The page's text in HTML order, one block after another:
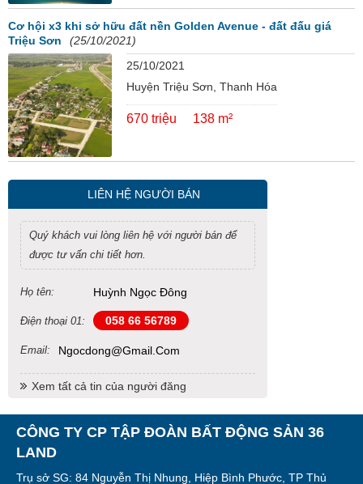
Cơ hội x3 khi sở hữu đất nền Golden Avenue - đất đấu giá
Triệu Sơn
(25/10/2021)
25/10/2021
Huyện Triệu Sơn, Thanh Hóa
670 triệu 138 m²
LIÊN HỆ NGƯỜI BÁN
Quý khách vui lòng liên hệ với người bán để
được tư vấn chi tiết hơn.
Họ tên: Huỳnh Ngọc Đông
Điện thoại 01: 058 66 56789
Email: Ngocdong@gmail.com
Xem tất cả tin của người đăng
CÔNG TY CP TẬP ĐOÀN BẤT ĐỘNG SẢN 36
LAND
Trụ sở SG: 84 Nguyễn Thị Nhung, Hiệp Bình Phước, TP Thủ